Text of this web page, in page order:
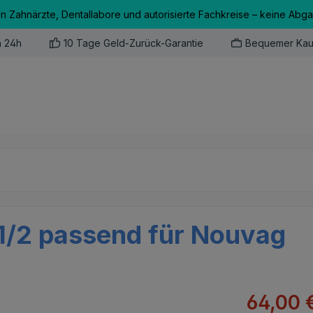
Zahnärzte, Dentallabore und autorisierte Fachkreise – keine
24h 10 Tage Geld-Zurück-Garantie Bequemer
2 passend für Nouvag
64,00